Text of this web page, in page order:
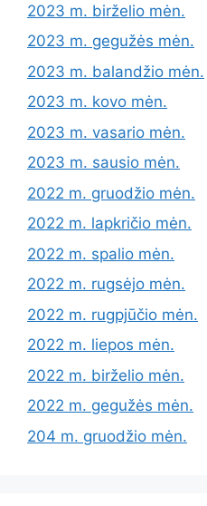
2023 m. birželio mėn.
2023 m. gegužės mėn.
2023 m. balandžio mėn.
2023 m. kovo mėn.
2023 m. vasario mėn.
2023 m. sausio mėn.
2022 m. gruodžio mėn.
2022 m. lapkričio mėn.
2022 m. spalio mėn.
2022 m. rugsėjo mėn.
2022 m. rugpjūčio mėn.
2022 m. liepos mėn.
2022 m. birželio mėn.
2022 m. gegužės mėn.
204 m. gruodžio mėn.